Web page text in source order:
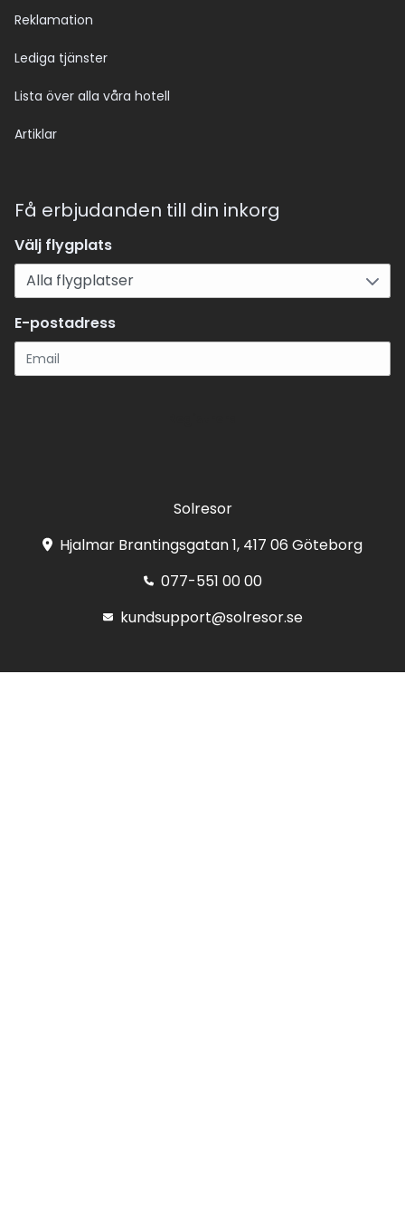
Reklamation
Lediga tjänster
Lista över alla våra hotell
Artiklar
Få erbjudanden till din inkorg
Välj flygplats
E-postadress
Solresor
Hjalmar Brantingsgatan 1, 417 06 Göteborg
077-551 00 00
kundsupport@solresor.se